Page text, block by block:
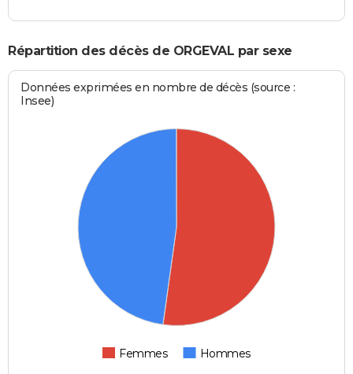
Répartition des décès de ORGEVAL par sexe
Données exprimées en nombre de décès (source :
Insee)
Femmes Hommes